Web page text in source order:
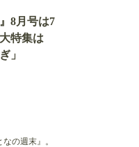
8月号は7
特集は
」
の週末』。